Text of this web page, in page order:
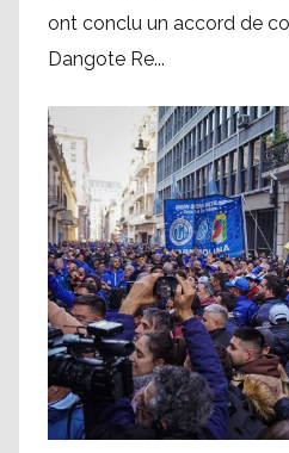
ont conclu un accord de
Dangote Re...